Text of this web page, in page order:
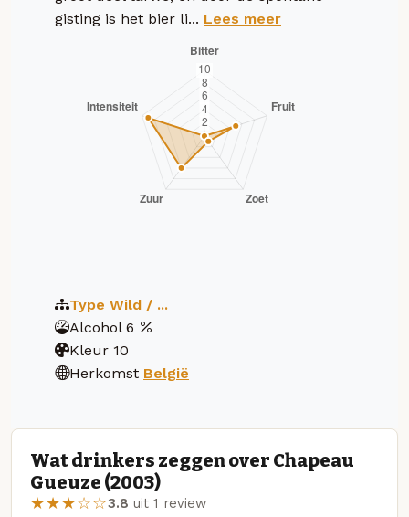
gisting is het bier li... Lees meer
Type Wild / ...
Alcohol 6
Kleur 10
Herkomst België
Wat drinkers zeggen over Chapeau
Gueuze (2003)
★★★☆☆3.8 uit 1 review